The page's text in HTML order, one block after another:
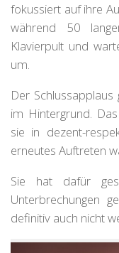
fokussiert auf ihre
während 50
Klavierpult und
um.
Der
im Hintergrund.
sie in dezent-
erneutes Auftreten
Sie hat dafür
Unterbrechungen
definitiv auch nicht